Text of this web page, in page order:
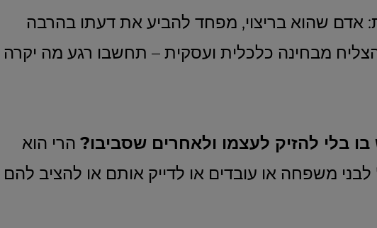
אדם שהוא בריצוי, מפחד להביע את דעתו בהרבה
מבחינה כלכלית ועסקית – תחשבו רגע מה יקרה
בלי להזיק לעצמו ולאחרים שסביבו? הרי הוא
לבני משפחה או עובדים או לדייק אותם או להציב להם